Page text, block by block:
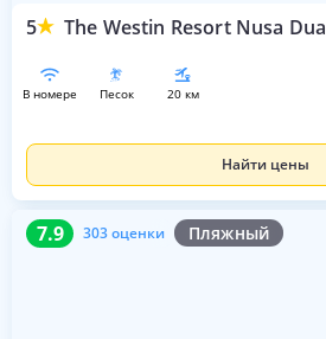
5 The Westin Resort Nusa Dua
в номере песок 20 км
Найти цены
7.9 303 оценки Пляжный
7.9 303 оценки